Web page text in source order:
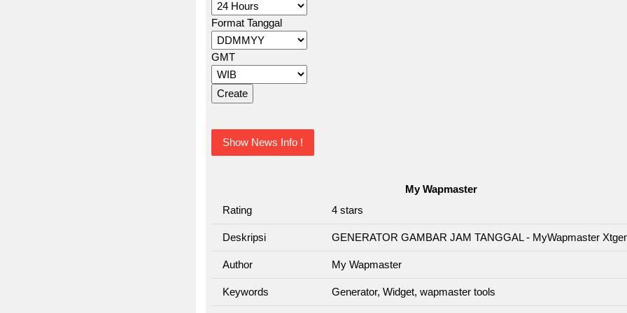
Format Tanggal
GMT
Show News Info !
My Wapmaster
Rating
4 stars
Deskripsi GENERATOR GAMBAR JAM TANGGAL - MyWapmaster
Author My Wapmaster
Keywords Generator, Widget, wapmaster tools